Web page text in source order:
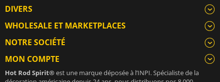
DIVERS
WHOLESALE ET MARKETPLACES
NOTRE SOCIÉTÉ
MON COMPTE
Hot Rod Spirit®est une marque déposée à l’INPI. Spécialiste de la